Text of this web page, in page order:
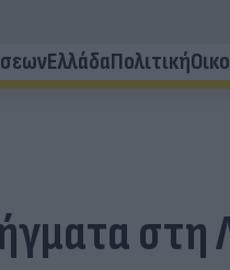
ΕλλάδαΠολιτική
στη